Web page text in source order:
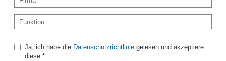
Ja, ich habe die Datenschutzrichtliniegelesen und akzeptiere
diese.*